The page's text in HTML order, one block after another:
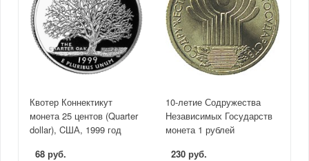
Квотер Коннектикут
монета 25 центов (Quarter
dollar), CША, 1999 год
68 руб.
10-летие Содружества
Независимых Государств
монета 1 рублей
230 руб.